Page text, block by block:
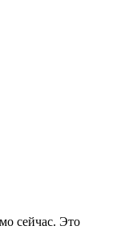
сейчас. Это